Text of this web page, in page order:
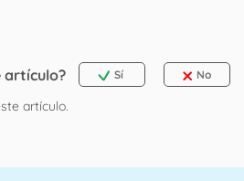
artículo? Sí No
artículo.